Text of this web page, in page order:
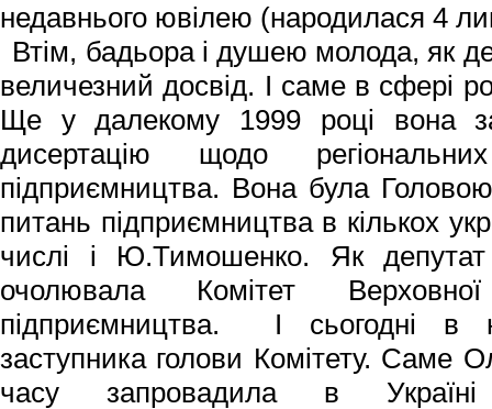
недавнього ювілею (народилася 4
Втім, бадьора і душею молода, як
величезний досвід. І саме в сфері
Ще у далекому 1999 році вона
дисертацію щодо
підприємництва. Вона була
питань підприємництва в кількох
числі і Ю.Тимошенко. Як
очолювала Комітет
підприємництва. І сьогодні в
заступника голови Комітету. Саме
часу запровадила в